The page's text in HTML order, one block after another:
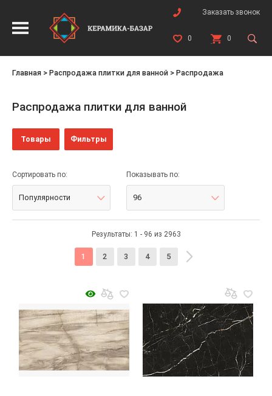
Заказать звонок
0 0
Главная > Распродажа плитки для ванной > Распродажа
Распродажа плитки для ванной
Товары Фильтры
Сортировать по:
Популярности
Показывать по:
96
Результаты: 1 - 96 из 2963
1 2 3 4 5